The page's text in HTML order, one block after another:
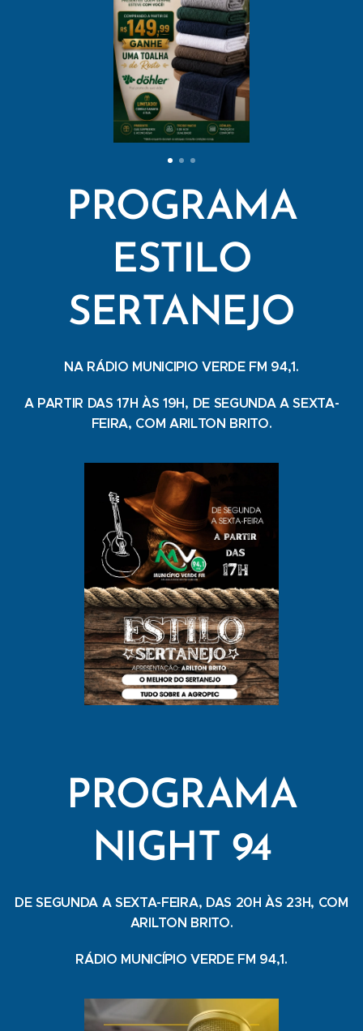
PROGRAMA
ESTILO
SERTANEJO
NA RÁDIO MUNICIPIO VERDE FM 94,1.
A PARTIR DAS 17H ÀS 19H, DE SEGUNDA A SEXTA-
FEIRA, COM ARILTON BRITO.
PROGRAMA
NIGHT 94
DE SEGUNDA A SEXTA-FEIRA, DAS 20H ÀS 23H, COM
ARILTON BRITO.
RÁDIO MUNICÍPIO VERDE FM 94,1.